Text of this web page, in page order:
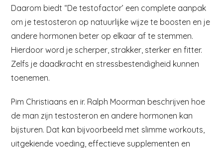
Daarom biedt “De testofactor’ een complete aanpak
om je testosteron op natuurlijke wijze te boosten en je
andere hormonen beter op elkaar af te stemmen.
Hierdoor word je scherper, strakker, sterker en fitter.
Zelfs je daadkracht en stressbestendigheid kunnen
toenemen.
Pim Christiaans en ir. Ralph Moorman beschrijven hoe
de man zijn testosteron en andere hormonen kan
bijsturen. Dat kan bijvoorbeeld met slimme workouts,
uitgekiende voeding, effectieve supplementen en